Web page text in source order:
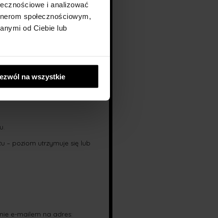
i analizować
społecznościowym,
od Ciebie lub
na wszystkie
jest proporcjonalnie
– poziom utrzymuje się lub
e-mailem na adres: